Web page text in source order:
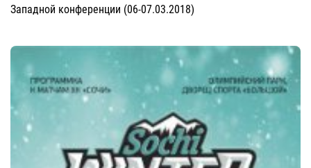
Западной конференции (06-07.03.2018)